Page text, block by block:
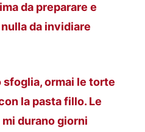
da preparare e
da invidiare
sfoglia, ormai le torte
la pasta fillo. Le
durano giorni